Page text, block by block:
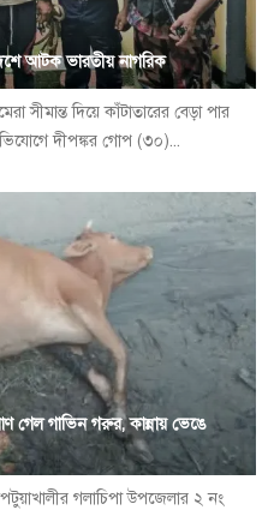
আটক ভারতীয় নাগরিক
সীমান্ত দিয়ে কাঁটাতারের বেড়া পার
দীপঙ্কর গোপ (৩০)...
গেল গাভিন গরুর, কান্নায় ভেঙে
গলাচিপা উপজেলার ২ নং